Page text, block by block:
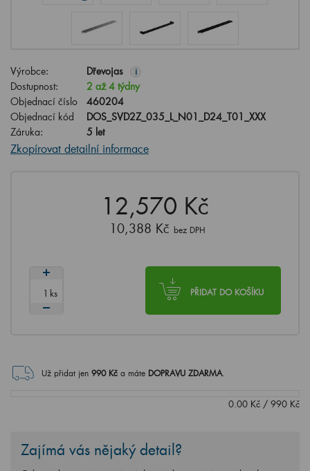
Výrobce: Dřevojas i
Dostupnost:
2 až 4 týdny
Objednací číslo
460204
Objednací kód
DOS_SVD2Z_035_L_N01_D24_T01_XXX
Záruka:
5 let
Zkopírovat detailní informace
12,570 Kč
10,388 Kč bez DPH
PŘIDAT DO KOŠÍKU
ks
Už přidat jen 990Kč a máte DOPRAVU ZDARMA.
0.00 Kč / 990 Kč
Zajímá vás nějaký detail?